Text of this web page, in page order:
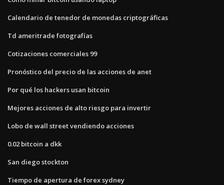
Calendario de tenedor de monedas criptográficas
Td ameritrade fotografías
Cotizaciones comerciales 99
Pronóstico del precio de las acciones de anet
Por qué los hackers usan bitcoin
Mejores acciones de alto riesgo para invertir
Lobo de wall street vendiendo acciones
0.02 bitcoin a dkk
San diego stockton
Tiempo de apertura de forex sydney